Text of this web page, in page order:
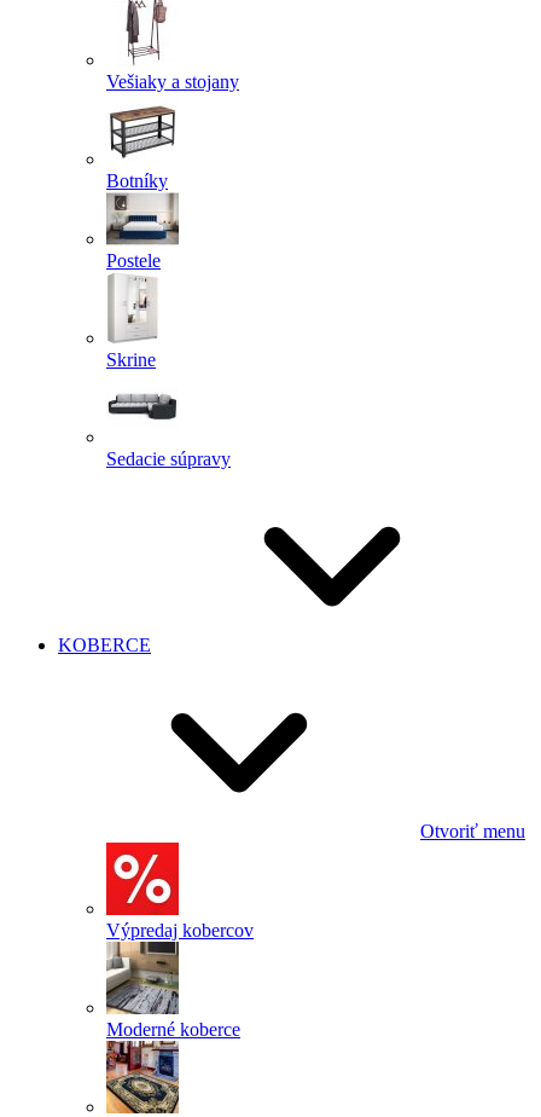
Vešiaky a stojany
Botníky
Postele
Skrine
Sedacie súpravy
KOBERCE
Otvoriť menu
Výpredaj kobercov
Moderné koberce